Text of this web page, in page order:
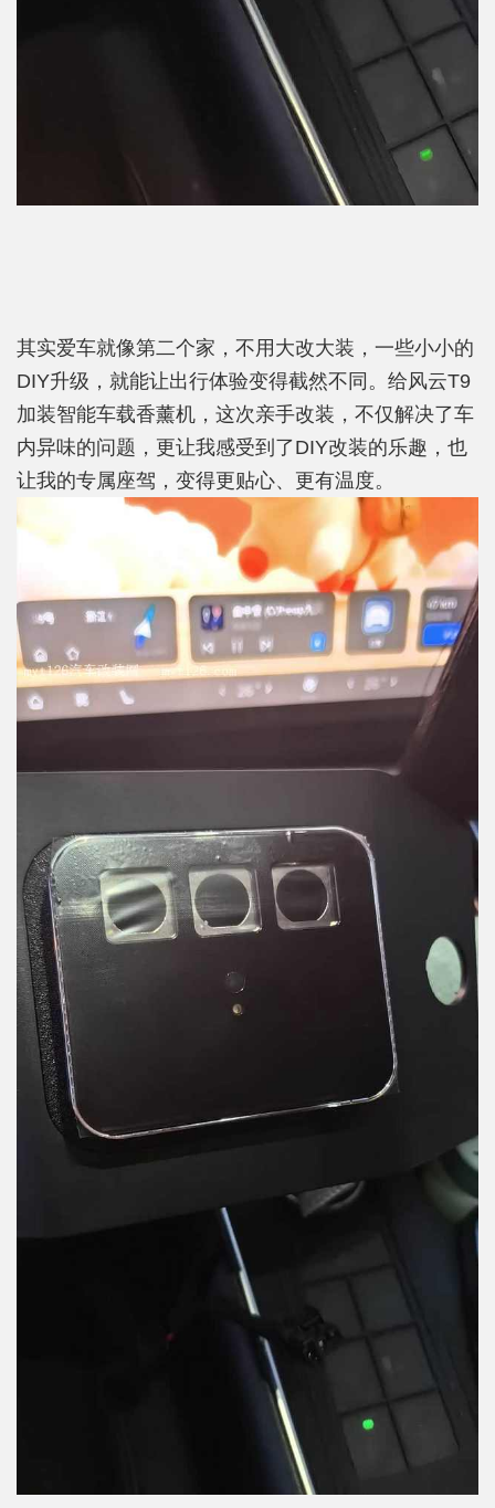
其实爱车就像第二个家，不用大改大装，一些小小的
DIY升级，就能让出行体验变得截然不同。给风云T9
加装智能车载香薰机，这次亲手改装，不仅解决了车
内异味的问题，更让我感受到了DIY改装的乐趣，也
让我的专属座驾，变得更贴心、更有温度。